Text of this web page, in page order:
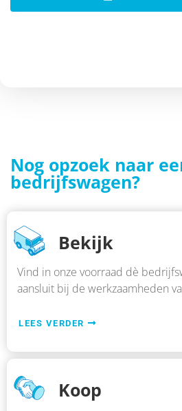
Nog opzoek naar
bedrijfswagen?
Bekijk
Vind in onze voorraad dè
aansluit bij de werkzaamheden
LEES VERDER
Koop